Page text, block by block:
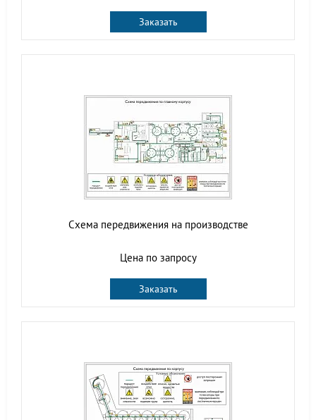
Заказать
Схема передвижения на производстве
Цена по запросу
Заказать